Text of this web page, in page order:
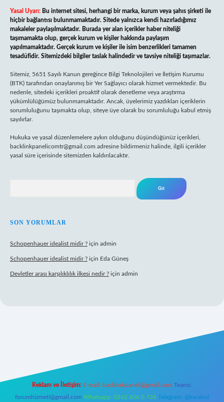
Yasal Uyarı: Bu internet sitesi, herhangi bir marka, kurum veya şahıs şirketi ile
hiçbir bağlantısı bulunmamaktadır. Sitede yalnızca kendi hazırladığımız
makaleler paylaşılmaktadır. Burada yer alan içerikler haber niteliği
taşımamakta olup, gerçek kurum ve kişiler hakkında paylaşım
yapılmamaktadır. Gerçek kurum ve kişiler ile isim benzerlikleri tamamen
tesadüfidir. Sitemizdeki bilgiler taslak halindedir ve tavsiye niteliği taşımazlar.
Sitemiz, 5651 Sayılı Kanun gereğince Bilgi Teknolojileri ve İletişim Kurumu
(BTK) tarafından onaylanmış bir Yer Sağlayıcı olarak hizmet vermektedir. Bu
nedenle, sitedeki içerikleri proaktif olarak denetleme veya araştırma
yükümlülüğümüz bulunmamaktadır. Ancak, üyelerimiz yazdıkları içeriklerin
sorumluluğunu taşımakta olup, siteye üye olarak bu sorumluluğu kabul etmiş
sayılırlar.
Hukuka ve yasal düzenlemelere aykırı olduğunu düşündüğünüz içerikleri,
backlinkpanelicomtr@gmail.com adresine bildirmeniz halinde, ilgili içerikler
yasal süre içerisinde sitemizden kaldırılacaktır.
SON YORUMLAR
Schopenhauer idealist midir ? için admin
Schopenhauer idealist midir ? için Eda Güneş
Devletler arası karşılıklılık ilkesi nedir ? için admin
Reklam ve İletişim: E-mail: backlinkpaneli@gmail.com Teams:
forumhizmeti@gmail.com Whatsapp: 0262 606 0 726 Telegram: @karabul